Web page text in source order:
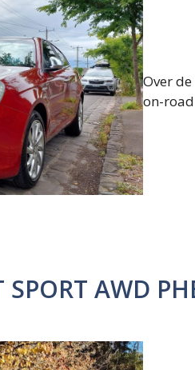
Over
on-
AWD